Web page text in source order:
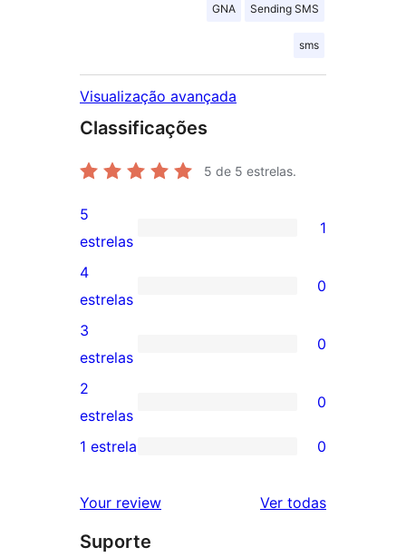
GNA Sending SMS
sms
Visualização avançada
Classificações
5 de 5 estrelas.
1
avaliação
com
5
estrela
5
estrelas
1
0
avaliação
com
4
estrela
4
estrelas
0
0
avaliação
com
3
3
estrelas
0
0
avaliação
2
2
estrelas
0
com
1
1 estrela 0
Your review Ver todasavaliações
Suporte